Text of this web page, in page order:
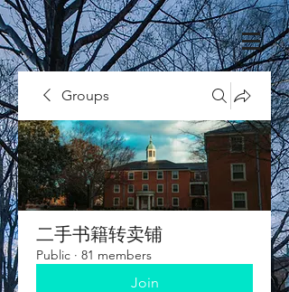
Groups
二手书籍转卖铺
Public · 81 members
Join